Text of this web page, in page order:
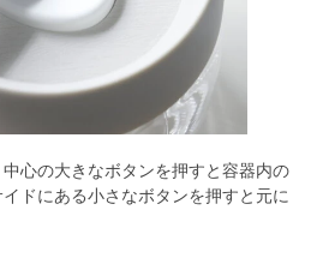
心の大きなボタンを押すと容器内の
ドにある小さなボタンを押すと元に